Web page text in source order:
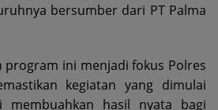
bersumber dari PT Palma
program ini menjadi fokus Polres
kegiatan yang dimulai
membuahkan hasil nyata bagi